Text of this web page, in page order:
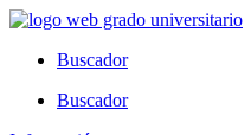
Ir
contenidoBuscador
Buscador